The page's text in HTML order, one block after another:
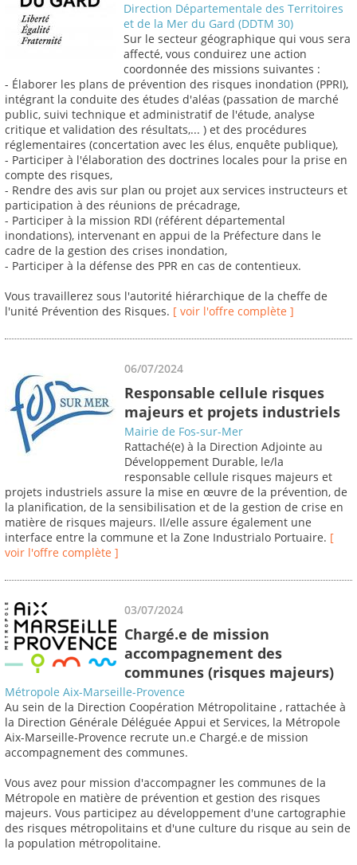
Direction Départementale des Territoires
et de la Mer du Gard (DDTM 30)
Sur le secteur géographique qui vous sera
affecté, vous conduirez une action
coordonnée des missions suivantes :
- Élaborer les plans de prévention des risques inondation (PPRI),
intégrant la conduite des études d'aléas (passation de marché
public, suivi technique et administratif de l'étude, analyse
critique et validation des résultats,... ) et des procédures
réglementaires (concertation avec les élus, enquête publique),
- Participer à l'élaboration des doctrines locales pour la prise en
compte des risques,
- Rendre des avis sur plan ou projet aux services instructeurs et
participation à des réunions de précadrage,
- Participer à la mission RDI (référent départemental
inondations), intervenant en appui de la Préfecture dans le
cadre de la gestion des crises inondation,
- Participer à la défense des PPR en cas de contentieux.
Vous travaillerez sous l'autorité hiérarchique de la cheffe de
l'unité Prévention des Risques. [ voir l'offre complète ]
06/07/2024
Responsable cellule risques
majeurs et projets industriels
Mairie de Fos-sur-Mer
Rattaché(e) à la Direction Adjointe au
Développement Durable, le/la
responsable cellule risques majeurs et
projets industriels assure la mise en œuvre de la prévention, de
la planification, de la sensibilisation et de la gestion de crise en
matière de risques majeurs. Il/elle assure également une
interface entre la commune et la Zone Industrialo Portuaire. [
voir l'offre complète ]
03/07/2024
Chargé.e de mission
accompagnement des
communes (risques majeurs)
Métropole Aix-Marseille-Provence
Au sein de la Direction Coopération Métropolitaine , rattachée à
la Direction Générale Déléguée Appui et Services, la Métropole
Aix-Marseille-Provence recrute un.e Chargé.e de mission
accompagnement des communes.
Vous avez pour mission d'accompagner les communes de la
Métropole en matière de prévention et gestion des risques
majeurs. Vous participez au développement d'une cartographie
des risques métropolitains et d'une culture du risque au sein de
la population métropolitaine.